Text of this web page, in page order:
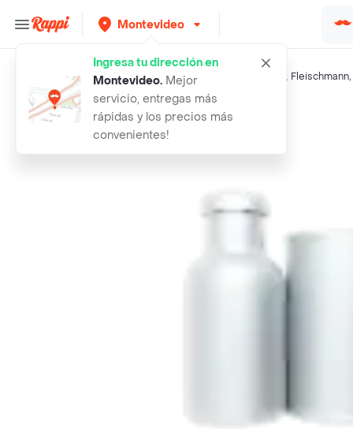
Montevideo
Ingresa tu dirección en
Montevideo. Mejor
servicio, entregas más
rápidas y los precios más
convenientes!
Búsquedas relacionadas:Vino tinto,Santa Teresa , Fleischmann,
Rappi santa teresa vino tinto